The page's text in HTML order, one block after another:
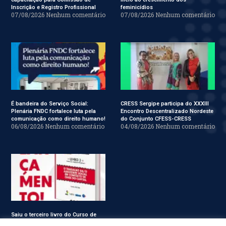
Inscrição e Registro Profissional
07/08/2026 Nenhum comentário
feminicídios
07/08/2026 Nenhum comentário
É bandeira do Serviço Social:
Plenária FNDC fortalece luta pela
comunicação como direito humano!
06/08/2026 Nenhum comentário
CRESS Sergipe participa do XXXIII
Encontro Descentralizado Nordeste
do Conjunto CFESS-CRESS
04/08/2026 Nenhum comentário
Saiu o terceiro livro do Curso de